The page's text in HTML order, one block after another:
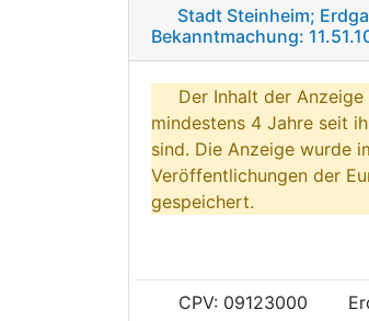
Stadt Steinheim;
Bekanntmachung:
Der Inhalt der
mindestens 4 Jahre seit
sind. Die Anzeige wurde
Veröffentlichungen der
gespeichert.
CPV: 09123000